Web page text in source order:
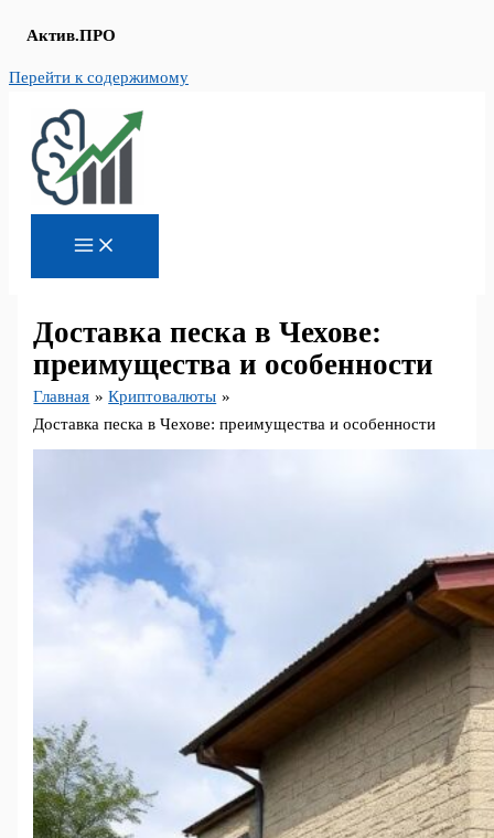
Актив.ПРО
Перейти к содержимому
Доставка песка в Чехове:
преимущества и особенности
Главная
Криптовалюты
Доставка песка в Чехове: преимущества и особенности